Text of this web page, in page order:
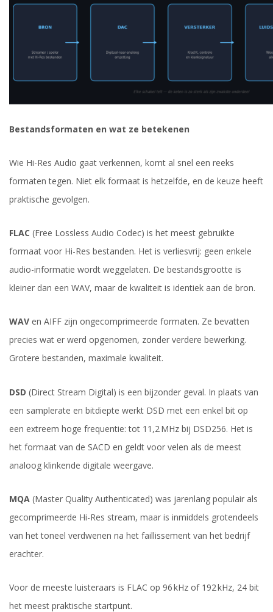
Bestandsformaten en wat ze betekenen
Wie Hi-Res Audio gaat verkennen, komt al snel een reeks
formaten tegen. Niet elk formaat is hetzelfde, en de keuze heeft
praktische gevolgen.
FLAC (Free Lossless Audio Codec) is het meest gebruikte
formaat voor Hi-Res bestanden. Het is verliesvrij: geen enkele
audio-informatie wordt weggelaten. De bestandsgrootte is
kleiner dan een WAV, maar de kwaliteit is identiek aan de bron.
WAV en AIFF zijn ongecomprimeerde formaten. Ze bevatten
precies wat er werd opgenomen, zonder verdere bewerking.
Grotere bestanden, maximale kwaliteit.
DSD (Direct Stream Digital) is een bijzonder geval. In plaats van
een samplerate en bitdiepte werkt DSD met een enkel bit op
een extreem hoge frequentie: tot 11,2 MHz bij DSD256. Het is
het formaat van de SACD en geldt voor velen als de meest
analoog klinkende digitale weergave.
MQA (Master Quality Authenticated) was jarenlang populair als
gecomprimeerde Hi-Res stream, maar is inmiddels grotendeels
van het toneel verdwenen na het faillissement van het bedrijf
erachter.
Voor de meeste luisteraars is FLAC op 96 kHz of 192 kHz, 24 bit
het meest praktische startpunt.